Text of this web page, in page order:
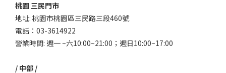
桃園 三民門市
地址: 桃園市桃園區三民路三段460號
電話：03-3614922
營業時間: 週一 ~六10:00~21:00；週日10:00~17:00
/ 中部 /